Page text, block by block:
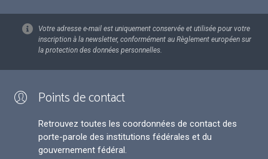
Votre adresse e-mail est uniquement conservée et utilisée pour votre
inscription à la newsletter, conformément au Règlement européen sur
la protection des données personnelles.
Points de contact
Retrouvez toutes les coordonnées de contact des
porte-parole des institutions fédérales et du
gouvernement fédéral.